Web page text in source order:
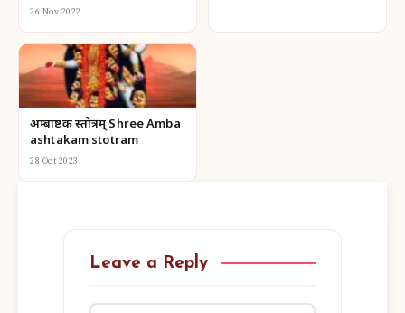
26 Nov 2022
अम्बाष्टक स्तोत्रम् Shree Amba
ashtakam stotram
28 Oct 2023
Leave a Reply